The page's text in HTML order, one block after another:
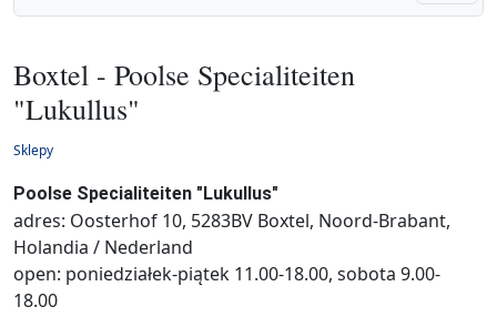
Boxtel - Poolse Specialiteiten
"Lukullus"
Sklepy
Poolse Specialiteiten "Lukullus"
adres: Oosterhof 10, 5283BV Boxtel, Noord-Brabant,
Holandia / Nederland
open: poniedziałek-piątek 11.00-18.00, sobota 9.00-
18.00